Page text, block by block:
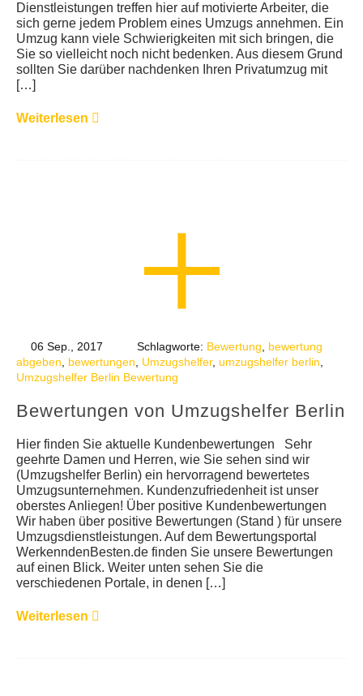
Dienstleistungen treffen hier auf motivierte Arbeiter, die
sich gerne jedem Problem eines Umzugs annehmen. Ein
Umzug kann viele Schwierigkeiten mit sich bringen, die
Sie so vielleicht noch nicht bedenken. Aus diesem Grund
sollten Sie darüber nachdenken Ihren Privatumzug mit
[…]
Weiterlesen
06 Sep., 2017 Schlagworte: Bewertung
bewertung
abgeben
bewertungen Umzugshelfer, umzugshelfer berlin
Umzugshelfer Berlin Bewertung
Bewertungen von Umzugshelfer Berlin
Hier finden Sie aktuelle Kundenbewertungen Sehr
geehrte Damen und Herren, wie Sie sehen sind wir
(Umzugshelfer Berlin) ein hervorragend bewertetes
Umzugsunternehmen. Kundenzufriedenheit ist unser
oberstes Anliegen! Über positive Kundenbewertungen
Wir haben über positive Bewertungen (Stand ) für unsere
Umzugsdienstleistungen. Auf dem Bewertungsportal
WerkenndenBesten.de finden Sie unsere Bewertungen
auf einen Blick. Weiter unten sehen Sie die
verschiedenen Portale, in denen […]
Weiterlesen